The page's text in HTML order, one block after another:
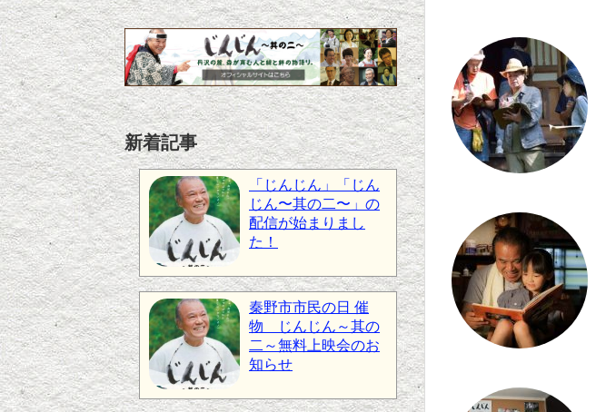
新着記事
「じんじん」「じん
じん〜其の二〜」の
配信が始まりまし
た！
秦野市市民の日 催
物 じんじん～其の
二～無料上映会のお
知らせ